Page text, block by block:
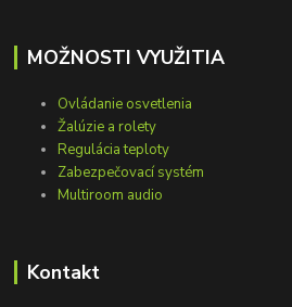
MOŽNOSTI VYUŽITIA
Ovládanie osvetlenia
Žalúzie a rolety
Regulácia teploty
Zabezpečovací systém
Multiroom audio
Kontakt